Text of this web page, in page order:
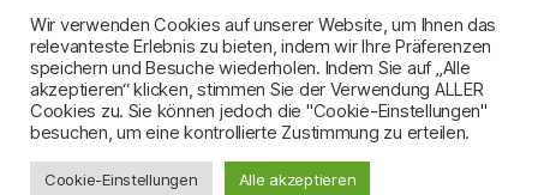
© 2026Besen-Stuttgart.de
Datenschutzerklärung
Nach oben
Wir verwenden Cookies auf unserer Website, um Ihnen das
relevanteste Erlebnis zu bieten, indem wir Ihre Präferenzen
speichern und Besuche wiederholen. Indem Sie auf „Alle
akzeptieren“ klicken, stimmen Sie der Verwendung ALLER
Cookies zu. Sie können jedoch die "Cookie-Einstellungen"
besuchen, um eine kontrollierte Zustimmung zu erteilen.
Cookie-Einstellungen Alle akzeptieren